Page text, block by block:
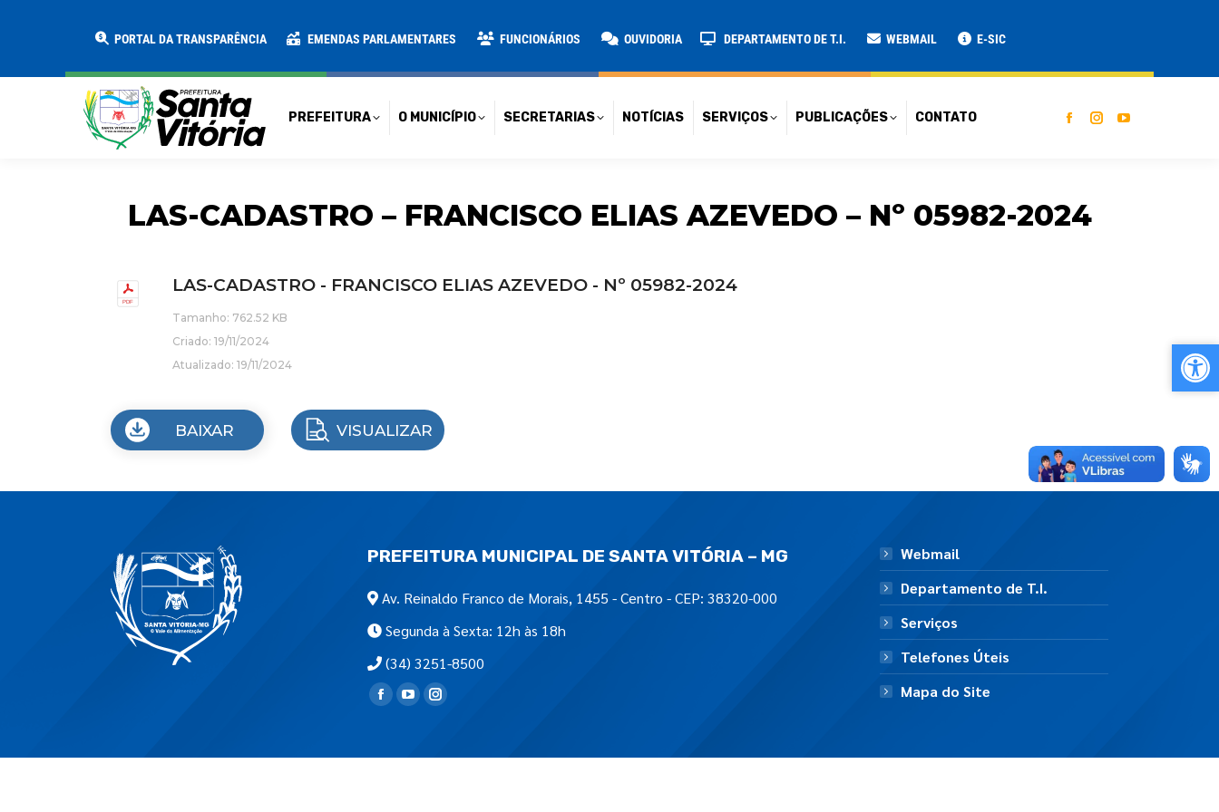
PORTAL DA TRANSPARÊNCIA EMENDAS PARLAMENTARES FUNCIONÁRIOS OUVIDORIA DEPARTAMENTO DE T.I. WEBMAIL E-SIC
PREFEITURA O MUNICÍPIO SECRETARIAS NOTÍCIAS SERVIÇOS PUBLICAÇÕES CONTATO
LAS-CADASTRO – FRANCISCO ELIAS AZEVEDO – Nº 05982-2024
LAS-CADASTRO - FRANCISCO ELIAS AZEVEDO - Nº 05982-2024
Tamanho: 762.52 KB
Criado: 19/11/2024
Atualizado: 19/11/2024
BAIXAR VISUALIZAR
PREFEITURA MUNICIPAL DE SANTA VITÓRIA – MG
Av. Reinaldo Franco de Morais, 1455 - Centro - CEP: 38320-000
Segunda à Sexta: 12h às 18h
(34) 3251-8500
Encontre-nos em:
Webmail
Departamento de T.I.
Serviços
Telefones Úteis
Mapa do Site